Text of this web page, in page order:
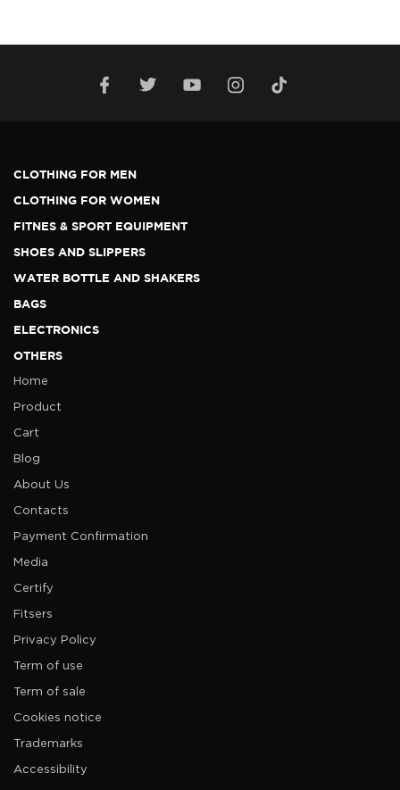
CLOTHING FOR MEN
CLOTHING FOR WOMEN
FITNES & SPORT EQUIPMENT
SHOES AND SLIPPERS
WATER BOTTLE AND SHAKERS
BAGS
ELECTRONICS
OTHERS
Home
Product
Cart
Blog
About Us
Contacts
Payment Confirmation
Media
Certify
Fitsers
Privacy Policy
Term of use
Term of sale
Cookies notice
Trademarks
Accessibility